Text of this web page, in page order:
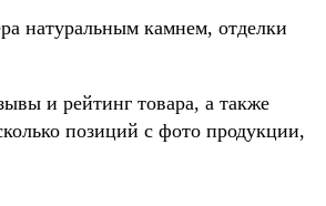
натуральным камнем, отделки
и рейтинг товара, а также
позиций с фото продукции,